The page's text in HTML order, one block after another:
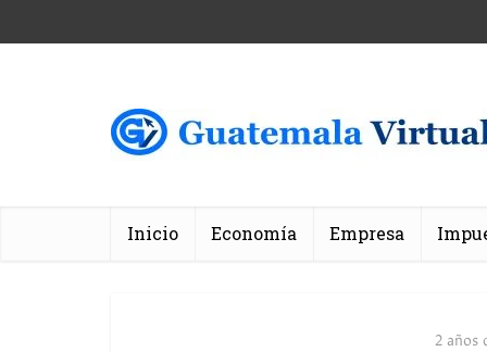
Inicio Economía Empresa
2 años